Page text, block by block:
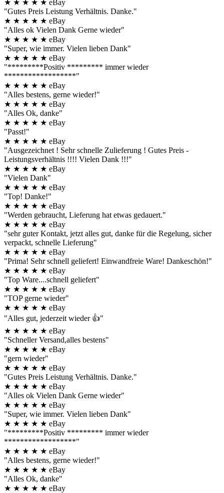
★ ★ ★ ★ ★ eBay
"Gutes Preis Leistung Verhältnis. Danke."
★ ★ ★ ★ ★ eBay
"Alles ok Vielen Dank Gerne wieder"
★ ★ ★ ★ ★ eBay
"Super, wie immer. Vielen lieben Dank"
★ ★ ★ ★ ★ eBay
"*********Positiv ********* immer wieder
******************"
★ ★ ★ ★ ★ eBay
"Alles bestens, gerne wieder!"
★ ★ ★ ★ ★ eBay
"Alles Ok, danke"
★ ★ ★ ★ ★ eBay
"Passt!"
★ ★ ★ ★ ★ eBay
"Ausgezeichnet ! Sehr schnelle Zulieferung ! Gutes Preis -
Leistungsverhältnis !!!! Vielen Dank !!!"
★ ★ ★ ★ ★ eBay
"Vielen Dank"
★ ★ ★ ★ ★ eBay
"Top! Danke!"
★ ★ ★ ★ ★ eBay
"Werden gebraucht, Lieferung hat etwas gedauert."
★ ★ ★ ★ ★ eBay
"sehr guter Kontakt, jetzt alles gut, danke für die Regelung, sicher
verpackt, schnelle Lieferung"
★ ★ ★ ★ ★ eBay
"Prima! Sehr schnell geliefert! Einwandfreie Ware! Dankeschön!"
★ ★ ★ ★ ★ eBay
"Top Ware....schnell geliefert"
★ ★ ★ ★ ★ eBay
"TOP gerne wieder"
★ ★ ★ ★ ★ eBay
"Alles gut, jederzeit wieder 👍"
★ ★ ★ ★ ★ eBay
"Schneller Versand,alles bestens"
★ ★ ★ ★ ★ eBay
"gern wieder"
★ ★ ★ ★ ★ eBay
"Gutes Preis Leistung Verhältnis. Danke."
★ ★ ★ ★ ★ eBay
"Alles ok Vielen Dank Gerne wieder"
★ ★ ★ ★ ★ eBay
"Super, wie immer. Vielen lieben Dank"
★ ★ ★ ★ ★ eBay
"*********Positiv ********* immer wieder
******************"
★ ★ ★ ★ ★ eBay
"Alles bestens, gerne wieder!"
★ ★ ★ ★ ★ eBay
"Alles Ok, danke"
★ ★ ★ ★ ★ eBay